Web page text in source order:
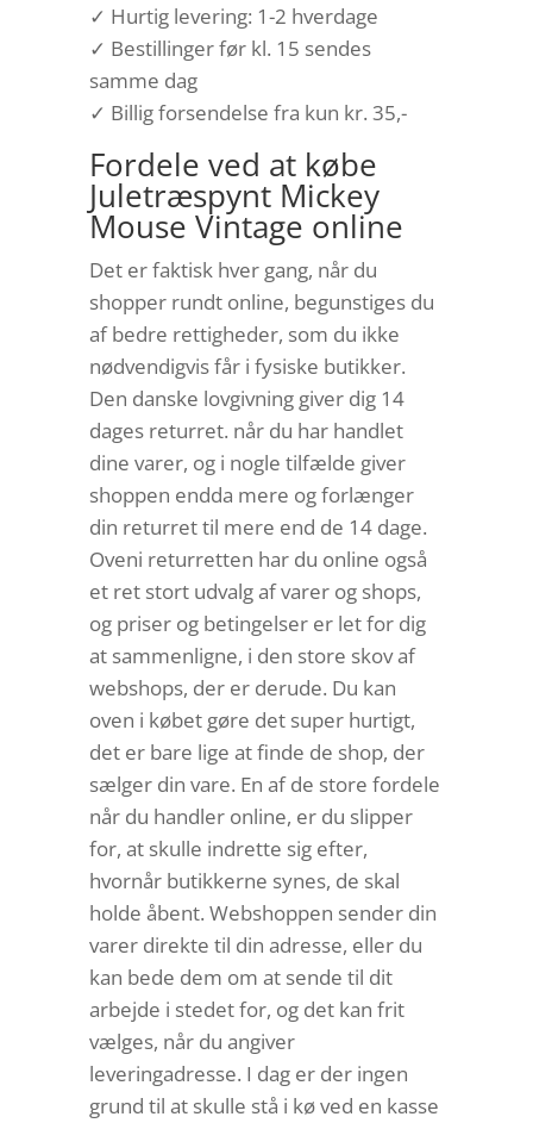
✓ Hurtig levering: 1-2 hverdage
✓ Bestillinger før kl. 15 sendes
samme dag
✓ Billig forsendelse fra kun kr. 35,-
Fordele ved at købe
Juletræspynt Mickey
Mouse Vintage online
Det er faktisk hver gang, når du
shopper rundt online, begunstiges du
af bedre rettigheder, som du ikke
nødvendigvis får i fysiske butikker.
Den danske lovgivning giver dig 14
dages returret. når du har handlet
dine varer, og i nogle tilfælde giver
shoppen endda mere og forlænger
din returret til mere end de 14 dage.
Oveni returretten har du online også
et ret stort udvalg af varer og shops,
og priser og betingelser er let for dig
at sammenligne, i den store skov af
webshops, der er derude. Du kan
oven i købet gøre det super hurtigt,
det er bare lige at finde de shop, der
sælger din vare. En af de store fordele
når du handler online, er du slipper
for, at skulle indrette sig efter,
hvornår butikkerne synes, de skal
holde åbent. Webshoppen sender din
varer direkte til din adresse, eller du
kan bede dem om at sende til dit
arbejde i stedet for, og det kan frit
vælges, når du angiver
leveringadresse. I dag er der ingen
grund til at skulle stå i kø ved en kasse